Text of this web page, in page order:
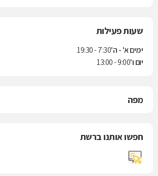
שעות פעילות
ימים א' - ה'7:30 - 19:30
יום ו'9:00 - 13:00
מפה
חפשו אותנו ברשת